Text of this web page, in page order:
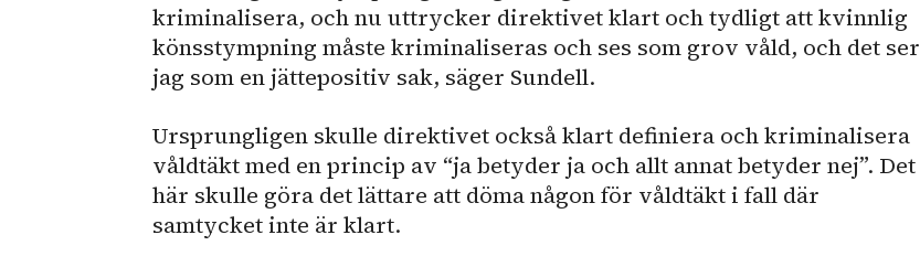
kriminalisera, och nu uttrycker direktivet klart och tydligt att kvinnlig
könsstympning måste kriminaliseras och ses som grov våld, och det ser
jag som en jättepositiv sak, säger Sundell.
Ursprungligen skulle direktivet också klart definiera och kriminalisera
våldtäkt med en princip av “ja betyder ja och allt annat betyder nej”. Det
här skulle göra det lättare att döma någon för våldtäkt i fall där
samtycket inte är klart.